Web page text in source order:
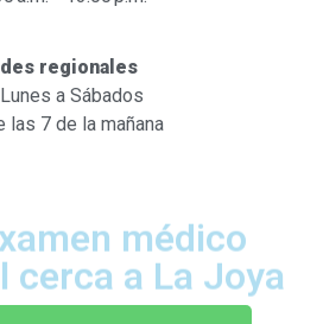
regionales
Lunes a Sábados
las 7 de la mañana
médico
cerca a La Joya